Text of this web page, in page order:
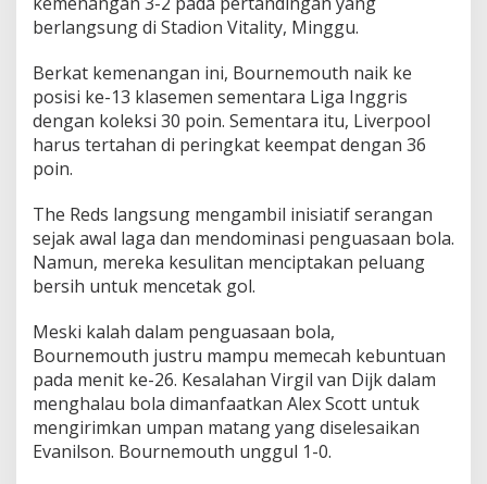
:
B
u
r
n
e
m
t
h
T
a
k
u
k
k
a
n
L
i
v
berlangsung di Stadion Vitality, Minggu.
Berkat kemenangan ini, Bournemouth naik ke
posisi ke-13 klasemen sementara Liga Inggris
dengan koleksi 30 poin. Sementara itu, Liverpool
harus tertahan di peringkat keempat dengan 36
poin.
The Reds langsung mengambil inisiatif serangan
sejak awal laga dan mendominasi penguasaan bola.
Namun, mereka kesulitan menciptakan peluang
bersih untuk mencetak gol.
Meski kalah dalam penguasaan bola,
Bournemouth justru mampu memecah kebuntuan
pada menit ke-26. Kesalahan Virgil van Dijk dalam
menghalau bola dimanfaatkan Alex Scott untuk
mengirimkan umpan matang yang diselesaikan
Evanilson. Bournemouth unggul 1-0.